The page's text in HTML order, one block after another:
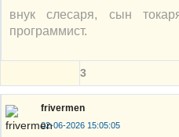
внук слесаря, сын
программист.
3
frivermen
02-06-2026 15:05:05